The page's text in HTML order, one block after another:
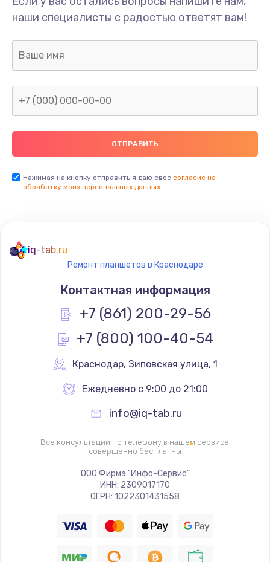
Ремонт шлейфа
Заказать
Замена вибро элемента
Заказать
Восстановление дорожек платы
Заказать
350 руб.
Заказать
Настройка программного обеспечения
Заказать
Прошивка устройства (с сохранением данных)
3300 руб.
Заказать
Прошивка устройства (без сохранения данных)
наши специалисты с радостью ответят вам!
Нажимая на кнопку отправить я даю свое согласие на
обработку моих персональных данных.
iq-tab.ru
Ремонт планшетов в Краснодаре
Контактная информация
+7 (861) 200-29-56
+7 (800) 100-40-54
Краснодар, Зиповская улица, 1
Ежедневно с 9:00 до 21:00
info@iq-tab.ru
Все консультации по телефону в нашем сервисе
совершенно бесплатны
ООО Фирма "Инфо-Сервис"
ИНН: 2309017170
ОГРН: 1022301431558